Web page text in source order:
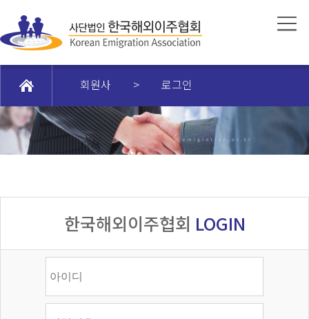
회원사 > 로그인
한국해외이주협회 LOGIN